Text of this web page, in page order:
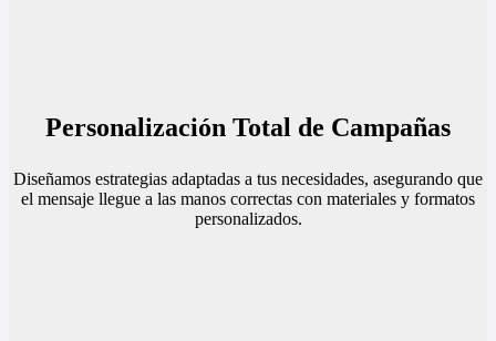
Personalización Total de Campañas
Diseñamos estrategias adaptadas a tus necesidades, asegurando que
el mensaje llegue a las manos correctas con materiales y formatos
personalizados.